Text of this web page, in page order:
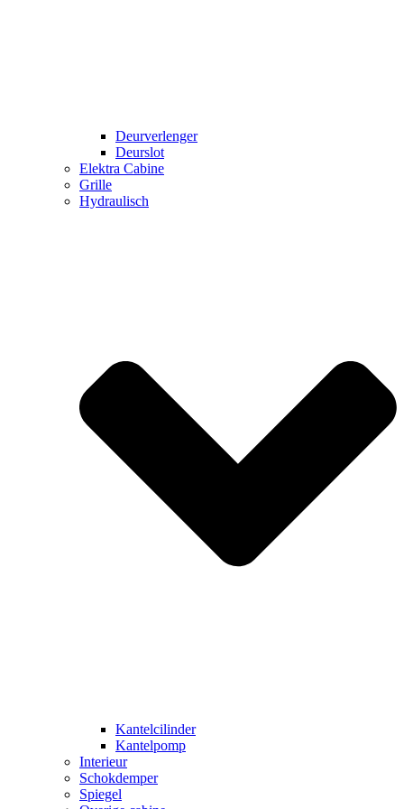
Deurverlenger
Deurslot
Elektra Cabine
Grille
Hydraulisch
Kantelcilinder
Kantelpomp
Interieur
Schokdemper
Spiegel